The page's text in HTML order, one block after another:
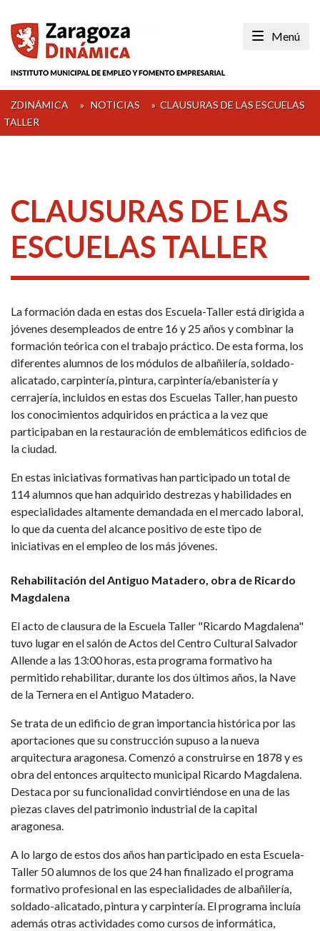
content
Menú
ZDINÁMICA » NOTICIAS » CLAUSURAS DE LAS ESCUELAS
TALLER
CLAUSURAS DE LAS
ESCUELAS TALLER
La formación dada en estas dos Escuela-Taller está dirigida a
jóvenes desempleados de entre 16 y 25 años y combinar la
formación teórica con el trabajo práctico. De esta forma, los
diferentes alumnos de los módulos de albañilería, soldado-
alicatado, carpintería, pintura, carpintería/ebanistería y
cerrajería, incluidos en estas dos Escuelas Taller, han puesto
los conocimientos adquiridos en práctica a la vez que
participaban en la restauración de emblemáticos edificios de
la ciudad.
En estas iniciativas formativas han participado un total de
114 alumnos que han adquirido destrezas y habilidades en
especialidades altamente demandada en el mercado laboral,
lo que da cuenta del alcance positivo de este tipo de
iniciativas en el empleo de los más jóvenes.
Rehabilitación del Antiguo Matadero, obra de Ricardo
Magdalena
El acto de clausura de la Escuela Taller "Ricardo Magdalena"
tuvo lugar en el salón de Actos del Centro Cultural Salvador
Allende a las 13:00 horas, esta programa formativo ha
permitido rehabilitar, durante los dos últimos años, la Nave
de la Ternera en el Antiguo Matadero.
Se trata de un edificio de gran importancia histórica por las
aportaciones que su construcción supuso a la nueva
arquitectura aragonesa. Comenzó a construirse en 1878 y es
obra del entonces arquitecto municipal Ricardo Magdalena.
Destaca por su funcionalidad convirtiéndose en una de las
piezas claves del patrimonio industrial de la capital
aragonesa.
A lo largo de estos dos años han participado en esta Escuela-
Taller 50 alumnos de los que 24 han finalizado el programa
formativo profesional en las especialidades de albañilería,
soldado-alicatado, pintura y carpintería. El programa incluía
además otras actividades como cursos de informática,